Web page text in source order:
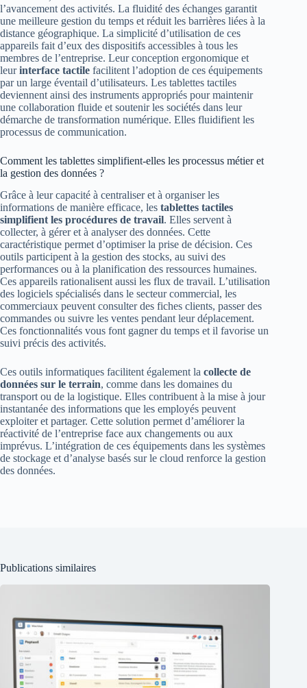
l’avancement des activités. La fluidité des échanges garantit
une meilleure gestion du temps et réduit les barrières liées à la
distance géographique. La simplicité d’utilisation de ces
appareils fait d’eux des dispositifs accessibles à tous les
membres de l’entreprise. Leur conception ergonomique et
leurinterface tactile facilitent l’adoption de ces équipements
par un large éventail d’utilisateurs. Les tablettes tactiles
deviennent ainsi des instruments appropriés pour maintenir
une collaboration fluide et soutenir les sociétés dans leur
démarche de transformation numérique. Elles fluidifient les
processus de communication.
Comment les tablettes simplifient-elles les processus métier et
la gestion des données ?
Grâce à leur capacité à centraliser et à organiser les
informations de manière efficace, les tablettes tactiles
simplifient les procédures de travail. Elles servent à
collecter, à gérer et à analyser des données. Cette
caractéristique permet d’optimiser la prise de décision. Ces
outils participent à la gestion des stocks, au suivi des
performances ou à la planification des ressources humaines.
Ces appareils rationalisent aussi les flux de travail. L’utilisation
des logiciels spécialisés dans le secteur commercial, les
commerciaux peuvent consulter des fiches clients, passer des
commandes ou suivre les ventes pendant leur déplacement.
Ces fonctionnalités vous font gagner du temps et il favorise un
suivi précis des activités.
Ces outils informatiques facilitent également la collecte de
données sur le terrain, comme dans les domaines du
transport ou de la logistique. Elles contribuent à la mise à jour
instantanée des informations que les employés peuvent
exploiter et partager. Cette solution permet d’améliorer la
réactivité de l’entreprise face aux changements ou aux
imprévus. L’intégration de ces équipements dans les systèmes
de stockage et d’analyse basés sur le cloud renforce la gestion
des données.
Publications similaires